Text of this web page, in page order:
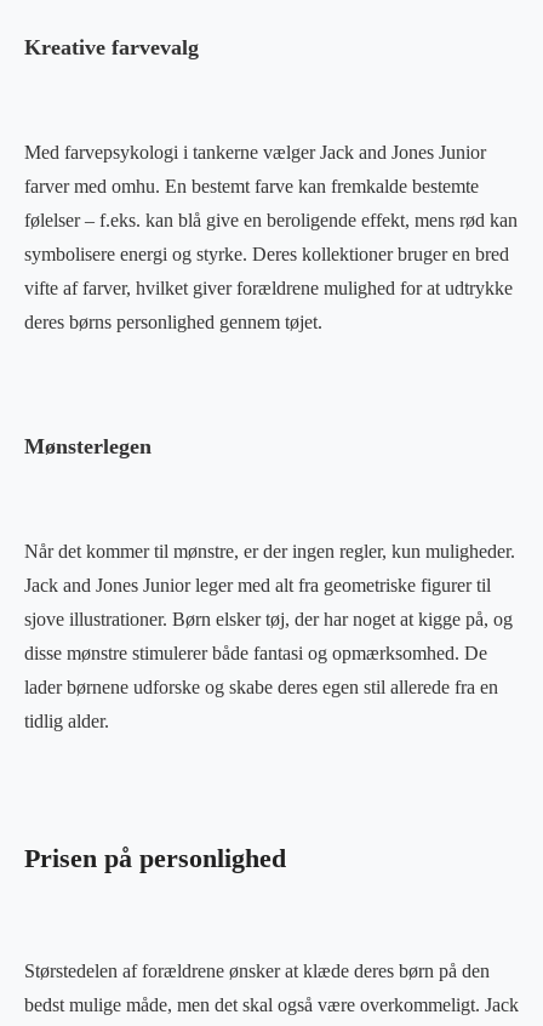
Kreative farvevalg
Med farvepsykologi i tankerne vælger Jack and Jones Junior
farver med omhu. En bestemt farve kan fremkalde bestemte
følelser – f.eks. kan blå give en beroligende effekt, mens rød kan
symbolisere energi og styrke. Deres kollektioner bruger en bred
vifte af farver, hvilket giver forældrene mulighed for at udtrykke
deres børns personlighed gennem tøjet.
Mønsterlegen
Når det kommer til mønstre, er der ingen regler, kun muligheder.
Jack and Jones Junior leger med alt fra geometriske figurer til
sjove illustrationer. Børn elsker tøj, der har noget at kigge på, og
disse mønstre stimulerer både fantasi og opmærksomhed. De
lader børnene udforske og skabe deres egen stil allerede fra en
tidlig alder.
Prisen på personlighed
Størstedelen af forældrene ønsker at klæde deres børn på den
bedst mulige måde, men det skal også være overkommeligt. Jack